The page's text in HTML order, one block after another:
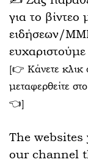
για το βίντεο
ειδήσεων/
[👉 Κάνετε κλικ
μεταφερθείτε
👈]
The websites
our channel